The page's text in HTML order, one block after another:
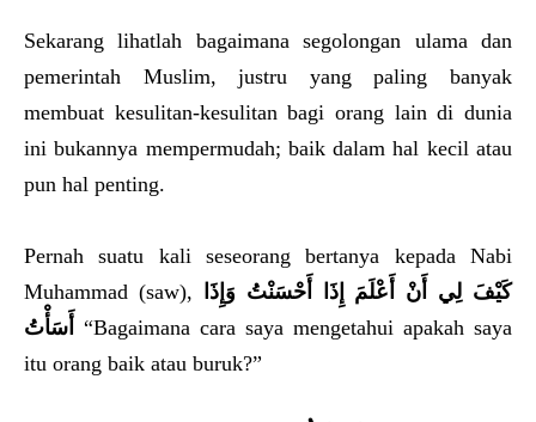
Sekarang lihatlah bagaimana segolongan ulama dan
pemerintah Muslim, justru yang paling banyak
membuat kesulitan-kesulitan bagi orang lain di dunia
ini bukannya mempermudah; baik dalam hal kecil atau
pun hal penting.
Pernah suatu kali seseorang bertanya kepada Nabi
Muhammad (saw),
كَيْفَ لِي أَنْ أَعْلَمَ إِذَا أَحْسَنْتُ وَإِذَا
أَسَأْتُ
“Bagaimana cara saya mengetahui apakah saya
itu orang baik atau buruk?”